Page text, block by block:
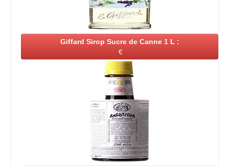
Giffard Sirop Sucre de Canne 1 L :
€